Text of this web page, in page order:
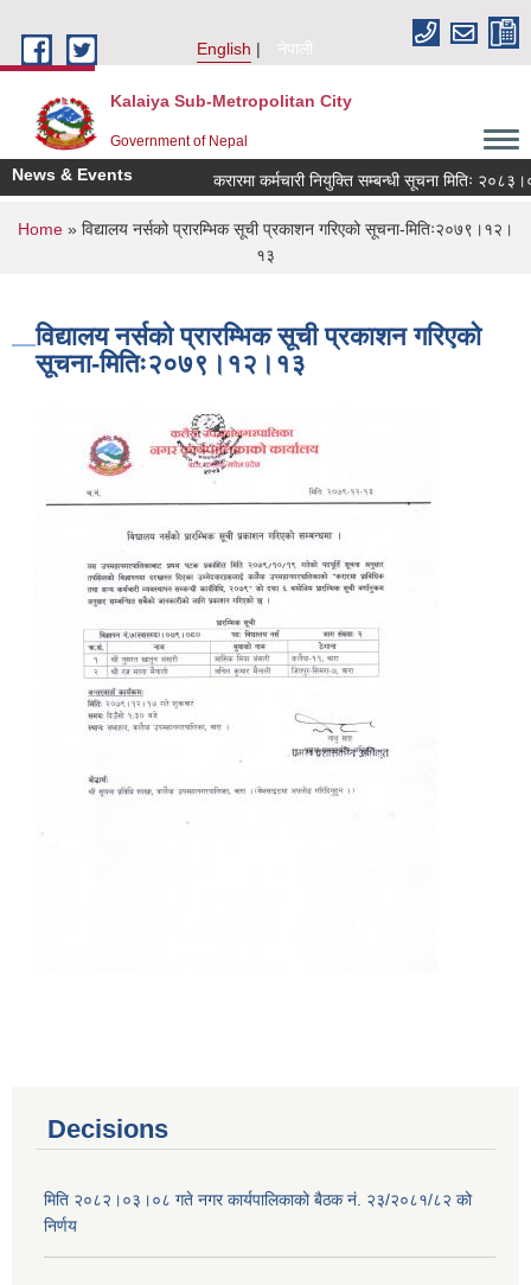
English
नेपाली
Kalaiya Sub-Metropolitan City
Government of Nepal
News & Events करारमा कर्मचारी नियुक्ति सम्बन्धी सूचना मितिः
You are here
Home » विद्यालय नर्सको प्रारम्भिक सूची प्रकाशन गरिएको सूचना-मितिः२०७९।१२।
१३
विद्यालय नर्सको प्रारम्भिक सूची प्रकाशन गरिएको
सूचना-मितिः२०७९।१२।१३
Decisions
मिति २०८२।०३।०८ गते नगर कार्यपालिकाको बैठक नं. २३/२०८१/८२ को
निर्णय